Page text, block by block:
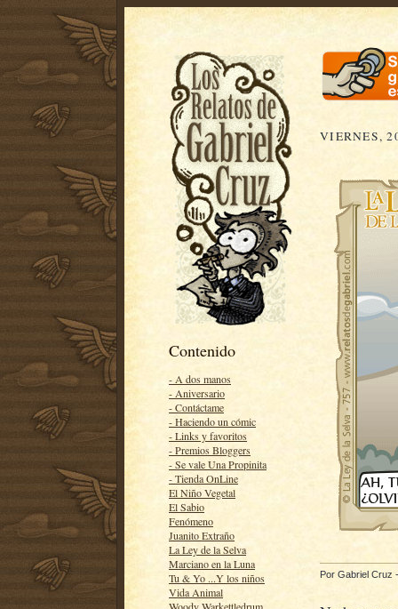
Contenido
- A dos manos
- Aniversario
- Contáctame
- Haciendo un cómic
- Links y favoritos
- Premios Bloggers
- Se vale Una Propinita
- Tienda OnLine
El Niño Vegetal
El Sabio
Fenómeno
Juanito Extraño
La Ley de la Selva
Marciano en la Luna
Tu & Yo ...Y los niños
Vida Animal
VIERNES,
Por Gabriel Cruz